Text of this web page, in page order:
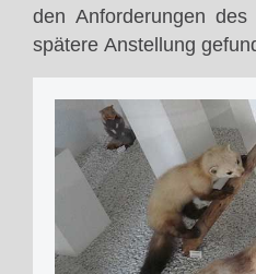
den Anforderungen
spätere Anstellung